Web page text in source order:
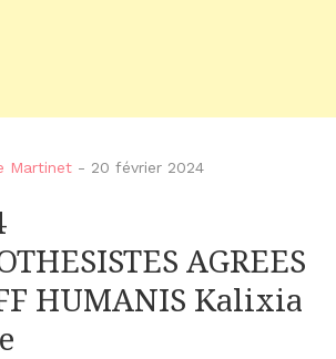
Martinet - 20 février 2024
AGREES
HUMANIS Kalixia